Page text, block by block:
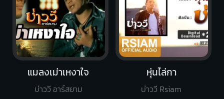
หุ่นไล่กา
บ่าววี Rsiam
แมลงเม่าเหงาใจ
บ่าววี อาร์สยาม